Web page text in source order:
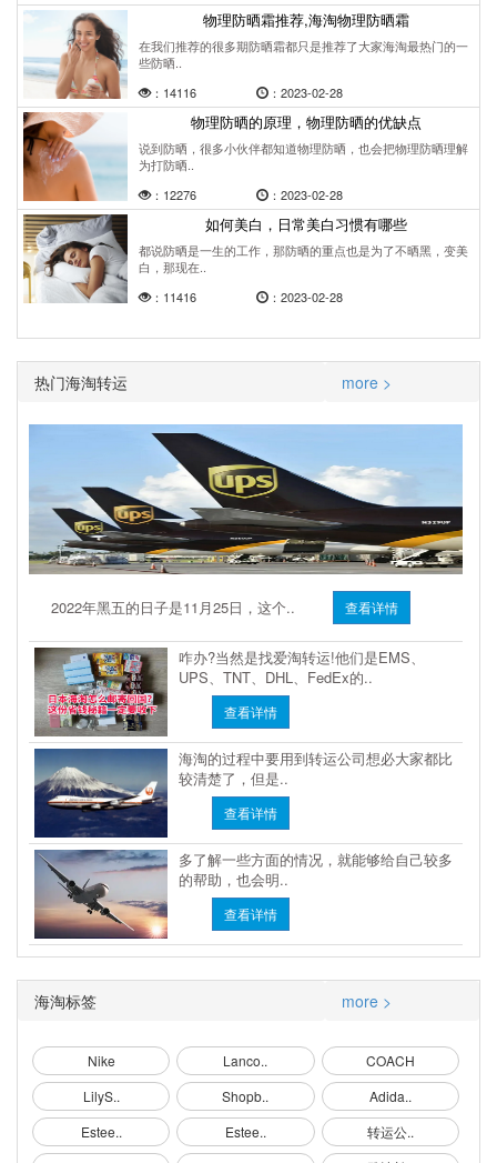
物理防晒霜推荐,海淘物理防晒霜
在我们推荐的很多期防晒霜都只是推荐了大家海淘最热门的一
些防晒..
：14116
：2023-02-28
物理防晒的原理，物理防晒的优缺点
说到防晒，很多小伙伴都知道物理防晒，也会把物理防晒理解
为打防晒..
：12276
：2023-02-28
如何美白，日常美白习惯有哪些
都说防晒是一生的工作，那防晒的重点也是为了不晒黑，变美
白，那现在..
：11416
：2023-02-28
热门海淘转运 more >
2022年黑五的日子是11月25日，这个.. 查看详情
咋办?当然是找爱淘转运!他们是EMS、
UPS、TNT、DHL、FedEx的..
查看详情
海淘的过程中要用到转运公司想必大家都比
较清楚了，但是..
查看详情
多了解一些方面的情况，就能够给自己较多
的帮助，也会明..
查看详情
海淘标签 more >
Nike Lanco..
COACH
LilyS..
Shopb..
Adida..
Estee..
Estee..
转运公..